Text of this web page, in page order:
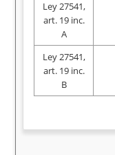
Ley 27541,
art. 19 inc.
A
Ley 27541,
art. 19 inc.
B